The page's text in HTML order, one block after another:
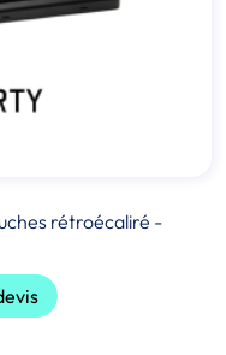
rétroécaliré -